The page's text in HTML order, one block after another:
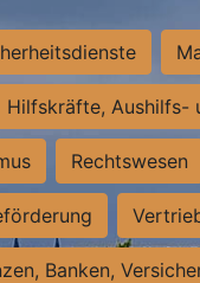
Hilfskräfte, Aushilfs-
Rechtswesen
Banken,